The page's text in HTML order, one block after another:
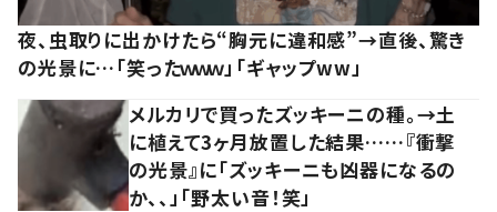
夜、虫取りに出かけたら“胸元に違和感”→直後、驚き
の光景に…「笑ったｗｗｗ」「ギャップww」
メルカリで買ったズッキーニの種。→土
に植えて3ヶ月放置した結果……『衝撃
の光景』に「ズッキーニも凶器になるの
か、、」「野太い音！笑」